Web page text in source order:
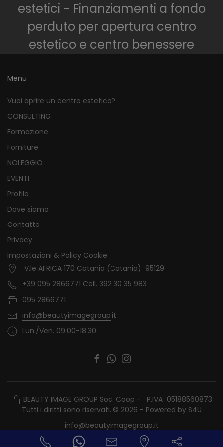
estetici - Finanziamenti a fondo
perduto per apertura centro
estetico e centro benessere
Menu
Vuoi aprire un centro estetico?
CONSULTING
Formazione
Forniture
NOLEGGIO
EVENTI
Profilo
Dove siamo
Contatto
Privacy
Impostazioni & Policy Cookie
V.le AFRICA 170 Catania (Catania) 95129
+39 095 2866771 Cell. 392 30 35 983
095 2866771
info@beautyimagegroup.it
Lun./Ven. 09.00-18.30
BEAUTY IMAGE GROUP Soc. Coop - P.IVA 05188560873
Tutti i diritti sono riservati. © 2026 - Powered by S4U
info@beautyimagegroup.it